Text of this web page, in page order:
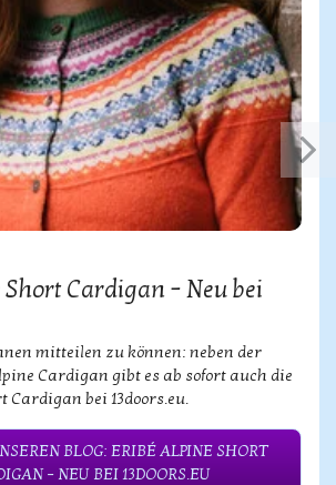
Cardigan – Neu bei
mitteilen zu können: neben der
Cardigan gibt es ab sofort auch die
Cardigan bei 13doors.eu.
BLOG: ERIBÉ ALPINE SHORT
– NEU BEI 13DOORS.EU